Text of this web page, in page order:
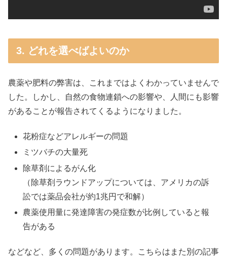
3. どれを選べばよいのか
農薬や肥料の弊害は、これまではよくわかっていませんで
した。しかし、自然の食物連鎖への影響や、人間にも影響
があることが報告されてくるようになりました。
花粉症などアレルギーの問題
ミツバチの大量死
除草剤によるがん化
（除草剤ラウンドアップについては、アメリカの訴
訟では薬品会社が約1兆円で和解）
農薬使用量に発達障害の発症数が比例していると報
告がある
などなど、多くの問題があります。こちらはまた別の記事